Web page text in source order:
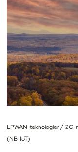
LPWAN-teknologier/2G-
(NB-IoT)